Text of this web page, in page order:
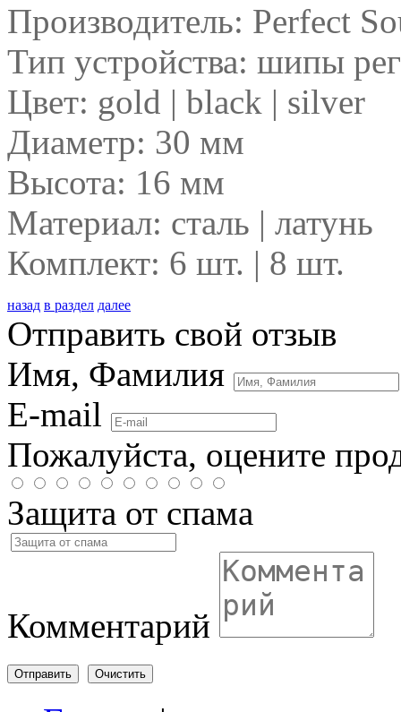
Производитель: Perfect
Тип устройства: шипы
Цвет: gold | black | silver
Диаметр: 30 мм
Высота: 16 мм
Материал: сталь | латунь
Комплект: 6 шт. | 8 шт.
назад в раздел далее
Отправить свой отзыв
Имя, Фамилия
E-mail
Пожалуйста, оцените
Защита от спама
Комментарий
Отправить Очистить